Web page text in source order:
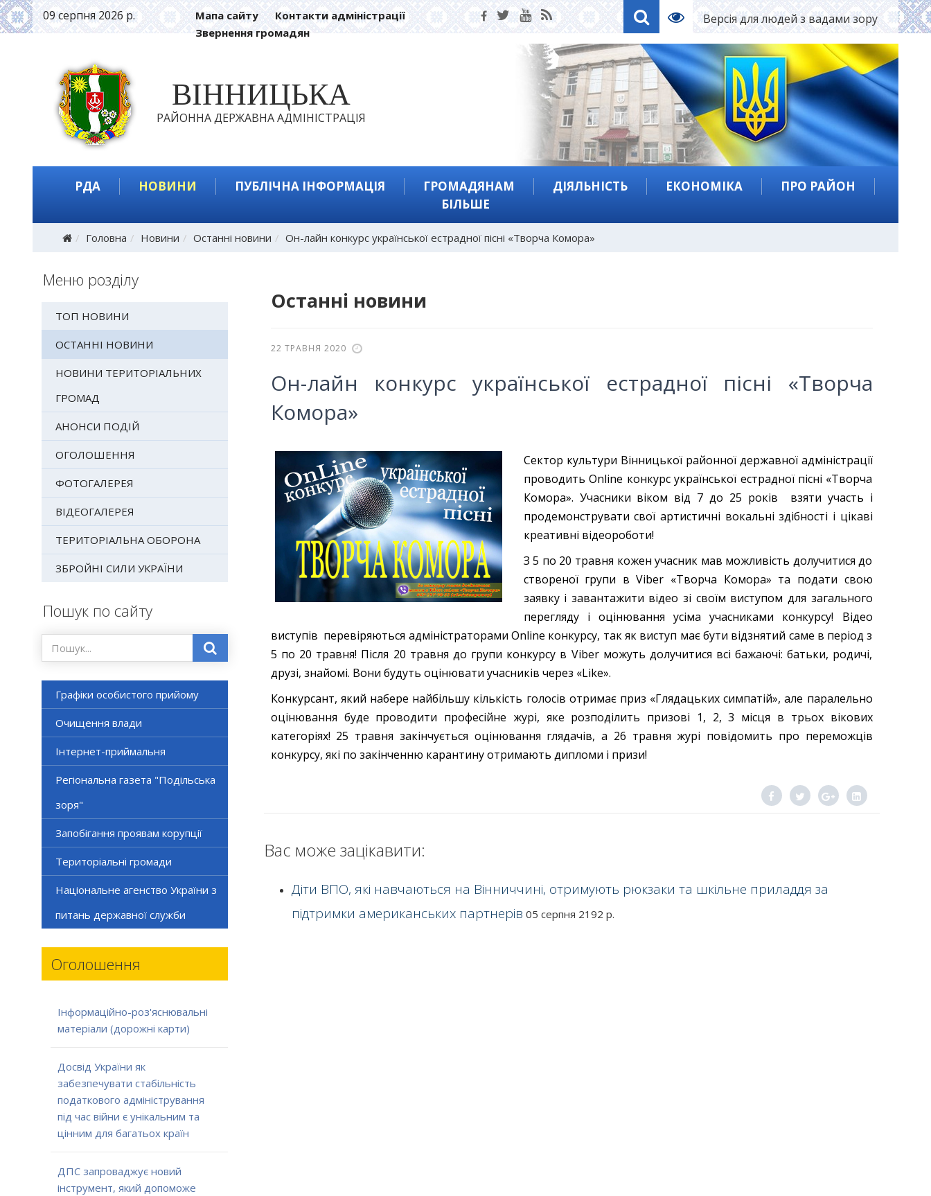
09 серпня 2026 р. Мапа сайту
Контакти адміністрації
Звернення громадян
Версія для людей з вадами зору
ВІННИЦЬКА
РАЙОННА ДЕРЖАВНА АДМІНІСТРАЦІЯ
РДА НОВИНИ ПУБЛІЧНА ІНФОРМАЦІЯ ГРОМАДЯНАМ ДІЯЛЬНІСТЬ ЕКОНОМІКА
ПРО РАЙОН
БІЛЬШЕ
Головна Новини Останні новини Он-лайн конкурс української естрадної пісні «Творча Комора»
Меню розділу
ТОП НОВИНИ
ОСТАННІ НОВИНИ
НОВИНИ ТЕРИТОРІАЛЬНИХ
ГРОМАД
АНОНСИ ПОДІЙ
ОГОЛОШЕННЯ
ФОТОГАЛЕРЕЯ
ВІДЕОГАЛЕРЕЯ
ТЕРИТОРІАЛЬНА ОБОРОНА
ЗБРОЙНІ СИЛИ УКРАЇНИ
Пошук по сайту
Графіки особистого прийому
Очищення влади
Інтернет-приймальня
Регіональна газета "Подільська
зоря"
Запобігання проявам корупції
Територіальні громади
Національне агенство України з
питань державної служби
Оголошення
Інформаційно-роз'яснювальні
матеріали (дорожні карти)
Досвід України як
забезпечувати стабільність
податкового адміністрування
під час війни є унікальним та
цінним для багатьох країн
ДПС запроваджує новий
інструмент, який допоможе
Останні новини
22 ТРАВНЯ 2020
Он-лайн конкурс української естрадної пісні «Творча
Комора»
Сектор культури Вінницької районної державної адміністрації
проводить Online конкурс української естрадної пісні «Творча
Комора». Учасники віком від 7 до 25 років взяти участь і
продемонструвати свої артистичні вокальні здібності і цікаві
креативні відеороботи!
З 5 по 20 травня кожен учасник мав можливість долучитися до
створеної групи в Viber «Творча Комора» та подати свою
заявку і завантажити відео зі своїм виступом для загального
перегляду і оцінювання усіма учасниками конкурсу! Відео
виступів перевіряються адміністраторами Online конкурсу, так як виступ має бути відзнятий саме в період з
5 по 20 травня! Після 20 травня до групи конкурсу в Viber можуть долучитися всі бажаючі: батьки, родичі,
друзі, знайомі. Вони будуть оцінювати учасників через «Like».
Конкурсант, який набере найбільшу кількість голосів отримає приз «Глядацьких симпатій», але паралельно
оцінювання буде проводити професійне журі, яке розподілить призові 1, 2, 3 місця в трьох вікових
категоріях! 25 травня закінчується оцінювання глядачів, а 26 травня журі повідомить про переможців
конкурсу, які по закінченню карантину отримають дипломи і призи!
Вас може зацікавити:
Діти ВПО, які навчаються на Вінниччині, отримують рюкзаки та шкільне приладдя за
підтримки американських партнерів 05 серпня 2192 р.